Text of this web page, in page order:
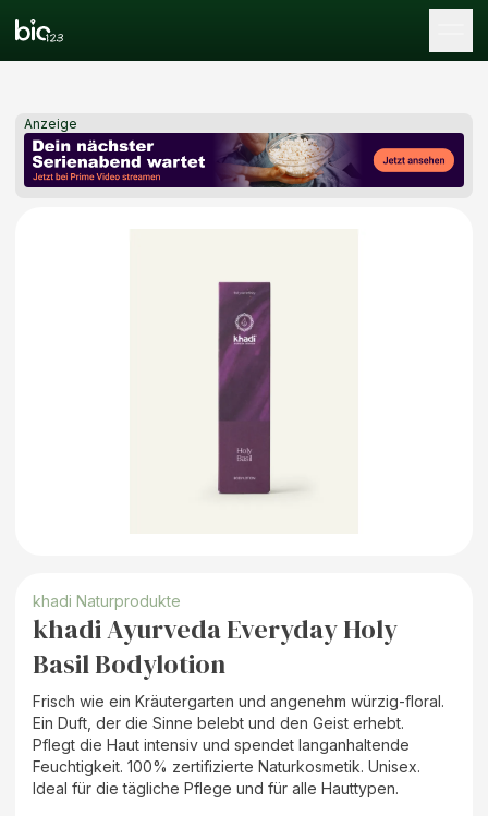
Anzeige
khadi Naturprodukte
khadi Ayurveda Everyday Holy
Basil Bodylotion
Frisch wie ein Kräutergarten und angenehm würzig-floral.
Ein Duft, der die Sinne belebt und den Geist erhebt.
Pflegt die Haut intensiv und spendet langanhaltende
Feuchtigkeit. 100% zertifizierte Naturkosmetik. Unisex.
Ideal für die tägliche Pflege und für alle Hauttypen.